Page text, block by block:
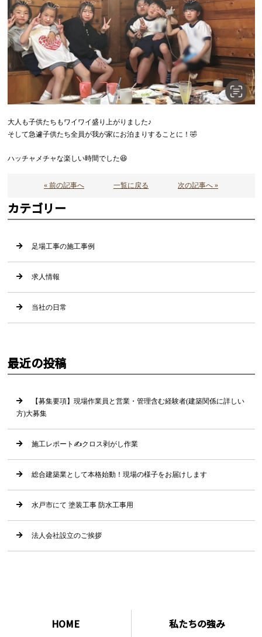
大人も子供たちもワイワイ盛り上がりました♪
そして急遽子供たち全員が我が家にお泊まりすることに！🤣
ハッチャメチャな楽しい時間でした😆
« 前の記事へ 一覧に戻る 次の記事へ »
カテゴリー
足場工事の施工事例
求人情報
当社の日常
最近の投稿
【募集要項】現場作業員と営業・管理含む経験者(建築関係に詳しい
方)大募集
施工レポート✍クロス剥がし作業
総合建築業として本格始動！現場の様子をお届けします
水戸市にて 塗装工事 防水工事用
法人会社設立のご挨拶
HOME 私たちの強み